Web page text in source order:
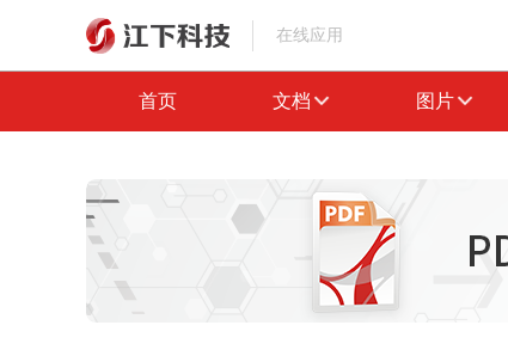
在线应用
首页 文档 图片